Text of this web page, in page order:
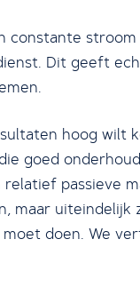
constante
Dit geeft
hoog wilt
goed
passieve
maar uiteindelijk
doen. We